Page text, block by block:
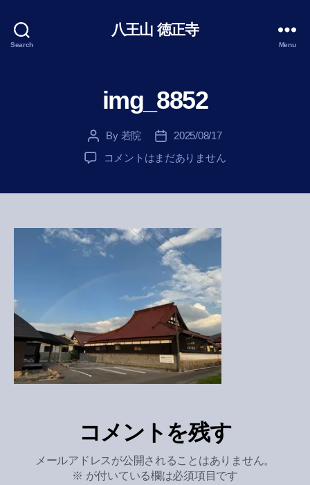
Search
八王山 徳正寺
Menu
img_8852
Post
author
By 若院
Post
date
2025/08/17
img_8852
コメントはまだありません
コメントを残す
メールアドレスが公開されることはありません。
※ が付いている欄は必須項目です